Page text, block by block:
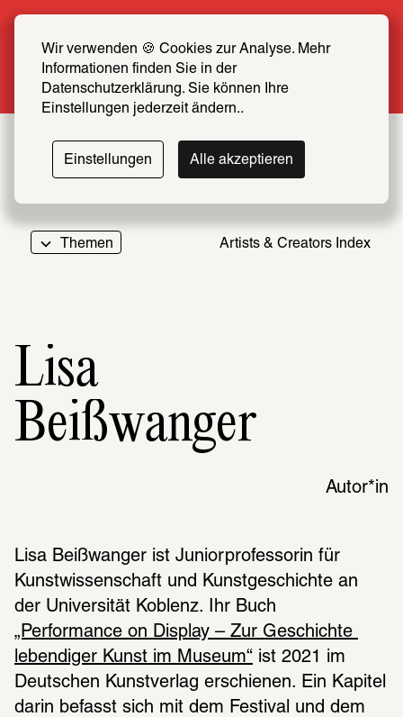
Wir verwenden 🍪 Cookies zur Analyse. Mehr
Informationen finden Sie in der
Datenschutzerklärung. Sie können Ihre
Einstellungen jederzeit ändern..
Einstellungen Alle akzeptieren
SCHIRN FREUND*IN werden
Mehr erfahren
Themen Artists & Creators Index
Lisa
Beißwanger
Autor*in
Lisa Beißwanger ist Juniorprofessorin für
Kunstwissenschaft und Kunstgeschichte an
„Performance on Display – Zur Geschichte
lebendiger Kunst im Museum“ ist 2021 im
Deutschen Kunstverlag erschienen. Ein Kapitel
darin befasst sich mit dem Festival und dem